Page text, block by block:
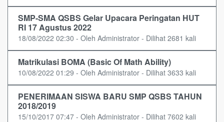
SMP-SMA QSBS Gelar Upacara Peringatan HUT
RI 17 Agustus 2022
18/08/2022 02:30 - Oleh Administrator - Dilihat 2681 kali
Matrikulasi BOMA (Basic Of Math Ability)
10/08/2022 01:29 - Oleh Administrator - Dilihat 3633 kali
PENERIMAAN SISWA BARU SMP QSBS TAHUN
2018/2019
15/10/2017 07:47 - Oleh Administrator - Dilihat 7602 kali